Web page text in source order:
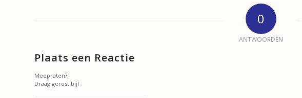
0
ANTWOORDEN
Plaats een Reactie
Meepraten?
Draag gerust bij!